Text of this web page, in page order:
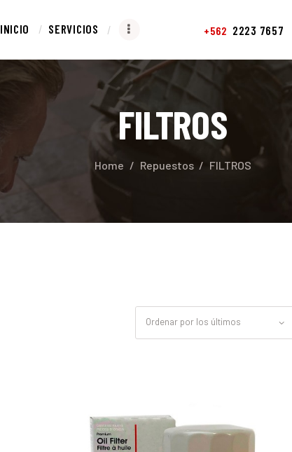
INICIO SERVICIOS +562 2223 7657
FILTROS
Home Repuestos FILTROS
INICIO
SERVICIOS
REPUESTOS
CONTACTO